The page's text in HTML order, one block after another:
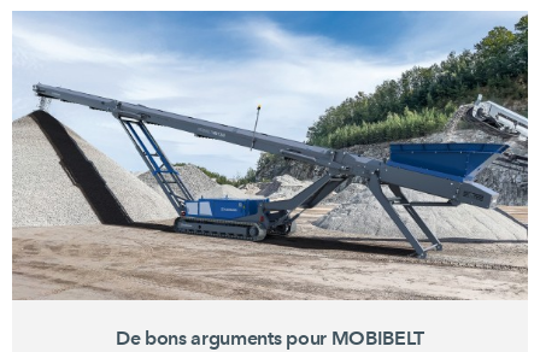
De bons arguments pour MOBIBELT